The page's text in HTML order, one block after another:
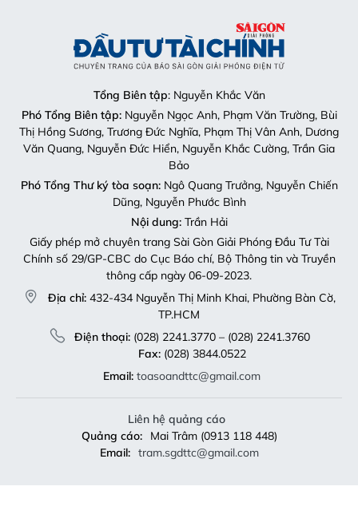
Tổng Biên tập: Nguyễn Khắc Văn
Phó Tổng Biên tập:Nguyễn Ngọc Anh, Phạm Văn Trường, Bùi
Thị Hồng Sương, Trương Đức Nghĩa, Phạm Thị Vân Anh, Dương
Văn Quang, Nguyễn Đức Hiển, Nguyễn Khắc Cường, Trần Gia
Bảo
Phó Tổng Thư ký tòa soạn:Ngô Quang Trưởng, Nguyễn Chiến
Dũng, Nguyễn Phước Bình
Nội dung:Trần Hải
Giấy phép mở chuyên trang Sài Gòn Giải Phóng Đầu Tư Tài
Chính số 29/GP-CBC do Cục Báo chí, Bộ Thông tin và Truyền
thông cấp ngày 06-09-2023.
Địa chỉ: 432-434 Nguyễn Thị Minh Khai, Phường Bàn Cờ,
TP.HCM
Điện thoại:(028) 2241.3770 – (028) 2241.3760
Fax:(028) 3844.0522
Email: toasoandttc@gmail.com
Liên hệ quảng cáo
Quảng cáo:
Mai Trâm (0913 118 448)
Email: tram.sgdttc@gmail.com